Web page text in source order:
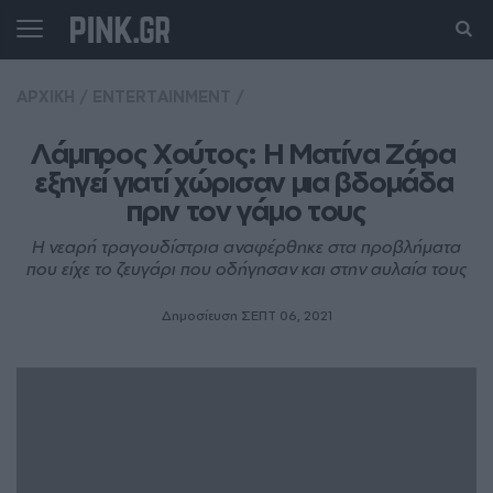
Λάμπρος Χούτος: Η Ματίνα Ζάρα
εξηγεί γιατί χώρισαν μια βδομάδα
πριν τον γάμο τους
Η νεαρή τραγουδίστρια αναφέρθηκε στα προβλήματα
που είχε το ζευγάρι που οδήγησαν και στην αυλαία τους
Δημοσίευση ΣΕΠΤ 06, 2021